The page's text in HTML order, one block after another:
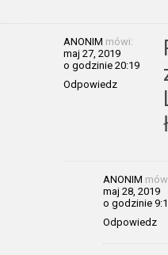
ANONIM mówi:
maj 27, 2019
o godzinie 20:19
Odpowiedz
ANONIM
maj 28, 2019
o godzinie
Odpowiedz